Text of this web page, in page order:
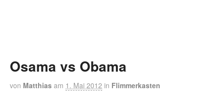
Osama vs Obama
von Matthias am 1. Mai 2012 in Flimmerkasten